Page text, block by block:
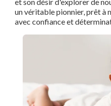
et son désir d'explorer de
un véritable pionnier, prêt à
avec confiance et